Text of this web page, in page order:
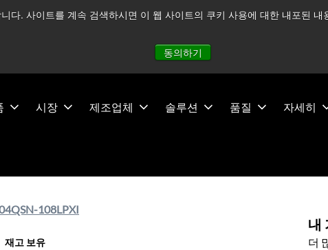
다. 사이트를 계속 검색하시면 이 웹 사이트의 쿠키 사용에 대한 내포된
동의하기
지속적으로 주시하고 있으며, 모든 서비스는 정상적으로 운영되고
시장 제조업체 솔루션 품질 자세히
108LPXI
재고 보유
내
더